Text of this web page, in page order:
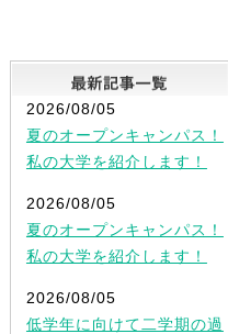
2026/08/05
夏のオープンキャンパス！
私の大学を紹介します！
2026/08/05
夏のオープンキャンパス！
私の大学を紹介します！
2026/08/05
低学年に向けて二学期の過